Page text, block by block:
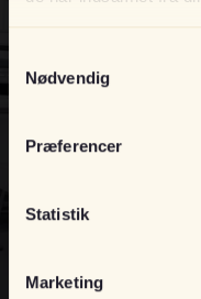
Nødvendig
Præferencer
Statistik
Marketing
største
Med et showroom på